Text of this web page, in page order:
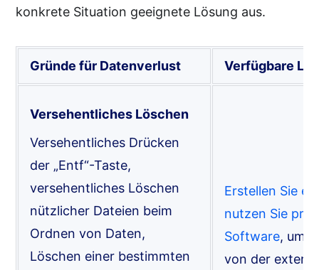
konkrete Situation geeignete Lösung aus.
Gründe für Datenverlust Verfügbare
Versehentliches Löschen
Versehentliches Drücken
der „Entf“-Taste,
versehentliches Löschen
nützlicher Dateien beim
Ordnen von Daten,
Löschen einer bestimmten
Erstellen Sie
nutzen Sie
Software, um
von der